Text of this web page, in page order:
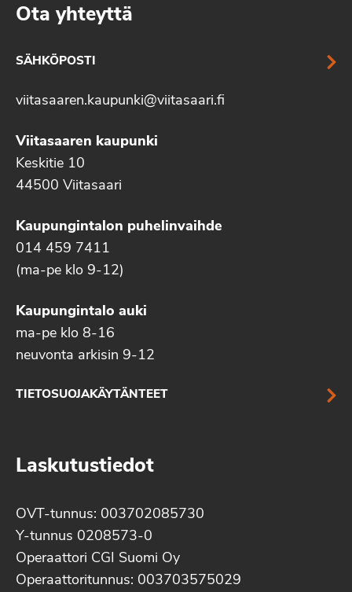
Ota yhteyttä
SÄHKÖPOSTI
viitasaaren.kaupunki@viitasaari.fi
Viitasaaren kaupunki
Keskitie 10
44500 Viitasaari
Kaupungintalon puhelinvaihde
014 459 7411
(ma-pe klo 9-12)
Kaupungintalo auki
ma-pe klo 8-16
neuvonta arkisin 9-12
TIETOSUOJAKÄYTÄNTEET
Laskutustiedot
OVT-tunnus: 003702085730
Y-tunnus 0208573-0
Operaattori CGI Suomi Oy
Operaattoritunnus: 003703575029